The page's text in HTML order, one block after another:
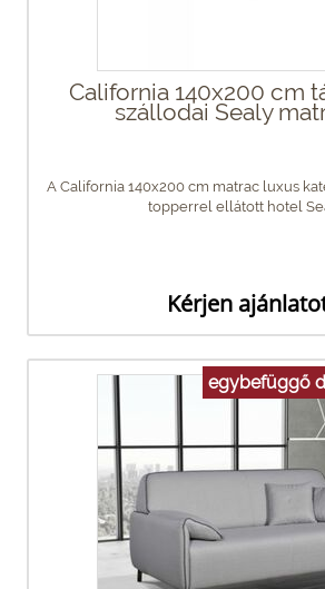
California 140x200 cm
szállodai Sealy
A California 140x200 cm matrac luxus
topperrel ellátott hotel
Kérjen
egybefüggő